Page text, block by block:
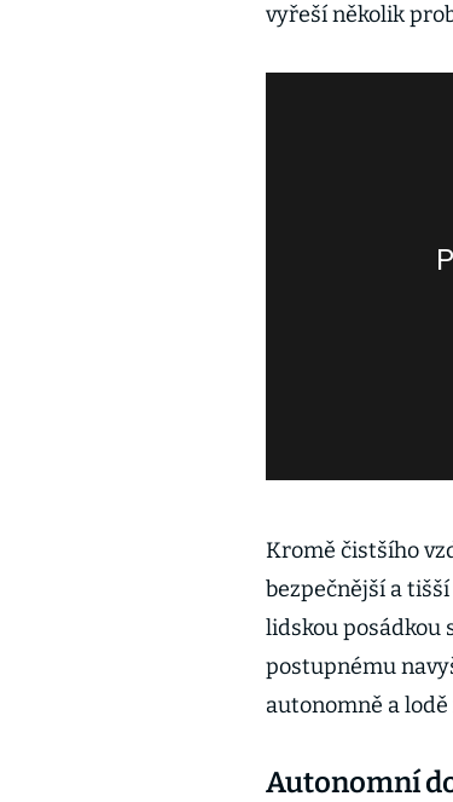
vyřeší několik
Kromě čistšího
bezpečnější a
lidskou posádkou
postupnému
autonomně a
Autonomní